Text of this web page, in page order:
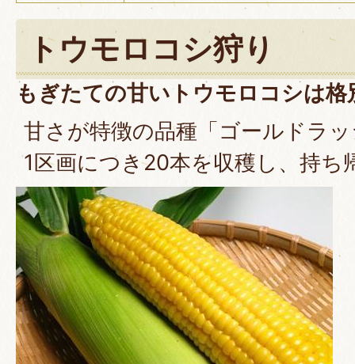
トウモロコシ狩り
もぎたての甘いトウモロコシは格
甘さが特徴の品種「ゴールドラ
1区画につき20本を収穫し、持ち